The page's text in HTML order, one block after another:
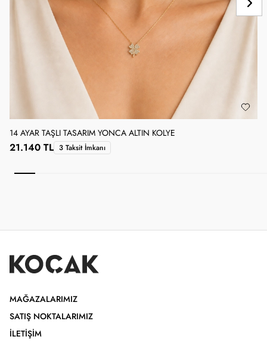
14 AYAR TAŞLI TASARIM YONCA ALTIN KOLYE
21.140 TL 3 Taksit İmkanı
MAĞAZALARIMIZ
SATIŞ NOKTALARIMIZ
İLETIŞIM